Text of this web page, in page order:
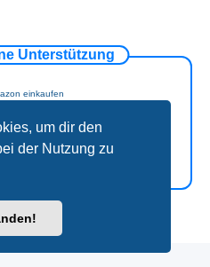
um dir den
der Nutzung zu
Unterstützung